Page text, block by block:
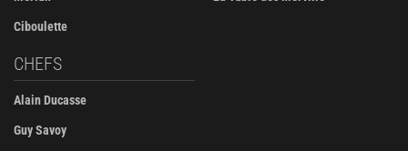
Ciboulette
CHEFS
Alain Ducasse
Guy Savoy